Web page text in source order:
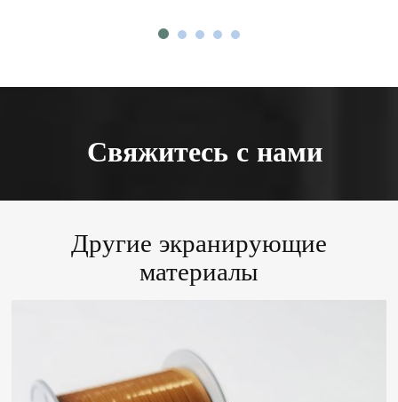
Свяжитесь с нами
Другие экранирующие
материалы